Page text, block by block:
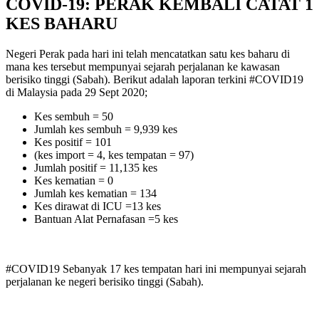
COVID-19: PERAK KEMBALI CATAT 1
KES BAHARU
Negeri Perak pada hari ini telah mencatatkan satu kes baharu di
mana kes tersebut mempunyai sejarah perjalanan ke kawasan
berisiko tinggi (Sabah). Berikut adalah laporan terkini #COVID19
di Malaysia pada 29 Sept 2020;
Kes sembuh = 50
Jumlah kes sembuh = 9,939 kes
Kes positif = 101
(kes import = 4, kes tempatan = 97)
Jumlah positif = 11,135 kes
Kes kematian = 0
Jumlah kes kematian = 134
Kes dirawat di ICU =13 kes
Bantuan Alat Pernafasan =5 kes
#COVID19 Sebanyak 17 kes tempatan hari ini mempunyai sejarah
perjalanan ke negeri berisiko tinggi (Sabah).